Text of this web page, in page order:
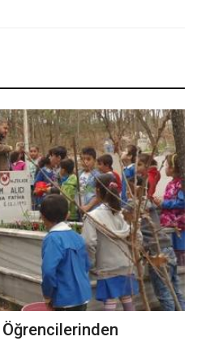
Öğrencilerinden